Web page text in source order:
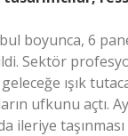
boyunca, 6
Sektör
ışık
ufkunu açtı.
taşınması